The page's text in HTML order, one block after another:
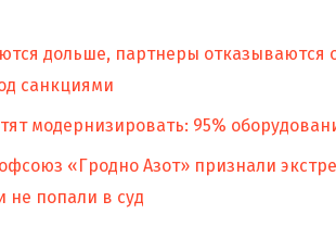
дольше, партнеры отказываются
санкциями
модернизировать: 95%
«Гродно Азот» признали
не попали в суд